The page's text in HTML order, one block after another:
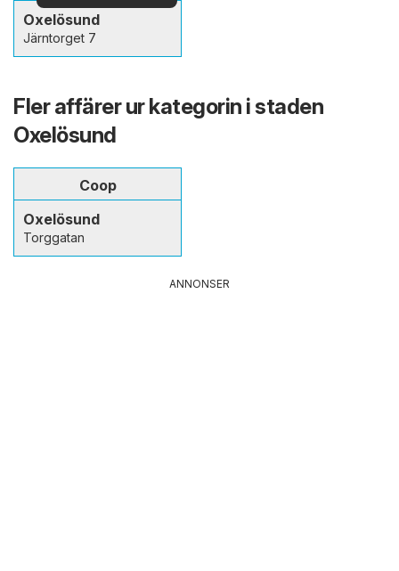
erbjudanden
Oxelösund
Järntorget 7
Fler affärer ur kategorin i staden
Oxelösund
Coop
Oxelösund
Torggatan
ANNONSER